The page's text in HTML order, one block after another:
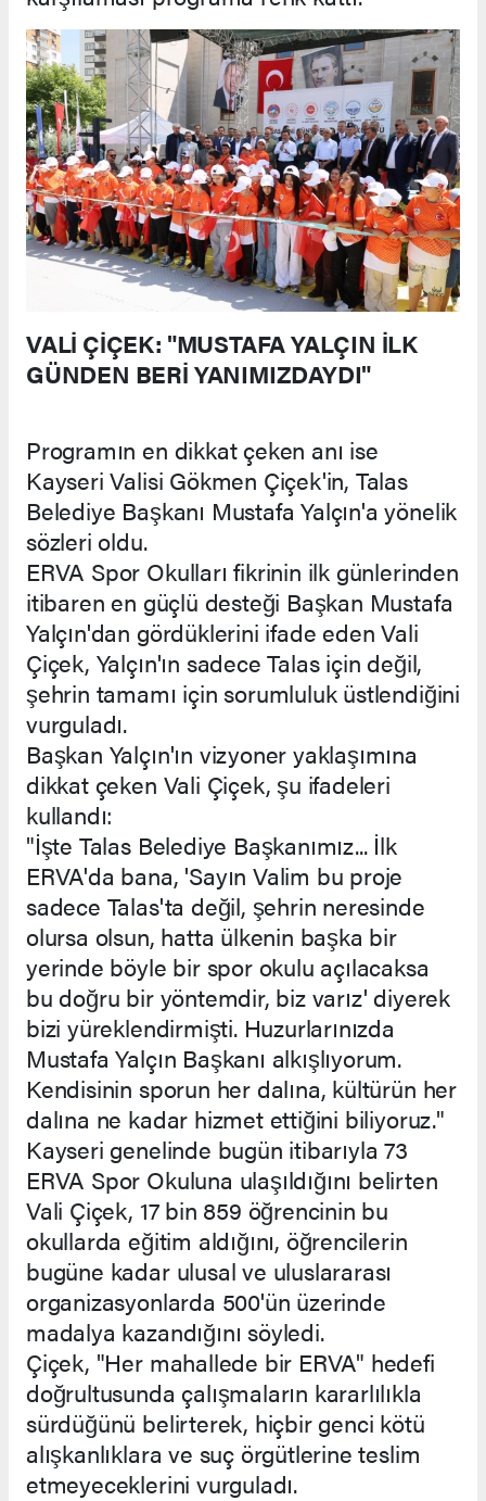
VALİ ÇİÇEK: "MUSTAFA YALÇIN İLK
GÜNDEN BERİ YANIMIZDAYDI"
Programın en dikkat çeken anı ise
Kayseri Valisi Gökmen Çiçek'in, Talas
Belediye Başkanı Mustafa Yalçın'a yönelik
sözleri oldu.
ERVA Spor Okulları fikrinin ilk günlerinden
itibaren en güçlü desteği Başkan Mustafa
Yalçın'dan gördüklerini ifade eden Vali
Çiçek, Yalçın'ın sadece Talas için değil,
şehrin tamamı için sorumluluk üstlendiğini
vurguladı.
Başkan Yalçın'ın vizyoner yaklaşımına
dikkat çeken Vali Çiçek, şu ifadeleri
kullandı:
"İşte Talas Belediye Başkanımız... İlk
ERVA'da bana, 'Sayın Valim bu proje
sadece Talas'ta değil, şehrin neresinde
olursa olsun, hatta ülkenin başka bir
yerinde böyle bir spor okulu açılacaksa
bu doğru bir yöntemdir, biz varız' diyerek
bizi yüreklendirmişti. Huzurlarınızda
Mustafa Yalçın Başkanı alkışlıyorum.
Kendisinin sporun her dalına, kültürün her
dalına ne kadar hizmet ettiğini biliyoruz."
Kayseri genelinde bugün itibarıyla 73
ERVA Spor Okuluna ulaşıldığını belirten
Vali Çiçek, 17 bin 859 öğrencinin bu
okullarda eğitim aldığını, öğrencilerin
bugüne kadar ulusal ve uluslararası
organizasyonlarda 500'ün üzerinde
madalya kazandığını söyledi.
Çiçek, "Her mahallede bir ERVA" hedefi
doğrultusunda çalışmaların kararlılıkla
sürdüğünü belirterek, hiçbir genci kötü
alışkanlıklara ve suç örgütlerine teslim
etmeyeceklerini vurguladı.